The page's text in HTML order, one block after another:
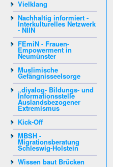
Vielklang
Nachhaltig informiert -
Interkulturelles Netzwerk
- NIIN
FEmiN - Frauen-
Empowerment in
Neumünster
Muslimische
Gefängnisseelsorge
„diyalog- Bildungs- und
Informationsstelle
Auslandsbezogener
Extremismus
Kick-Off
MBSH -
Migrationsberatung
Schleswig-Holstein
Wissen baut Brücken